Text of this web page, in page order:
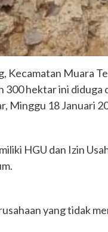
Kecamatan Muara
300 hektar ini diduga
Minggu 18 Januari
HGU dan Izin
yang tidak